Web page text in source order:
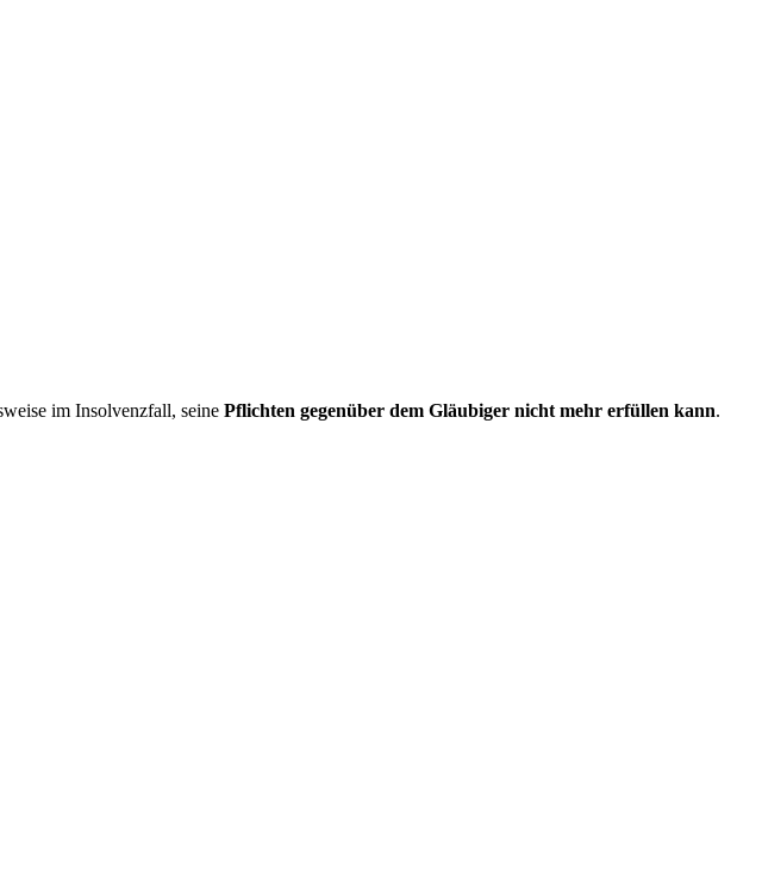
im Insolvenzfall, seine Pflichten gegenüber dem Gläubiger nicht mehr erfüllen kann.